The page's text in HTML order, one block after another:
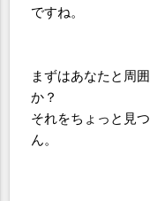
ですね。
まずはあなたと周
か？
それをちょっと見
ん。